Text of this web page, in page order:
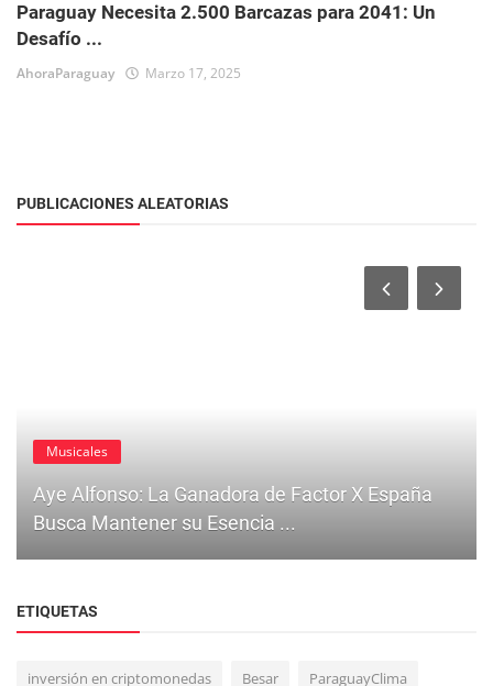
Paraguay Necesita 2.500 Barcazas para 2041: Un
Desafío ...
AhoraParaguay Marzo 17, 2025
PUBLICACIONES ALEATORIAS
Musicales
Aye Alfonso: La Ganadora de Factor X España
Busca Mantener su Esencia ...
ETIQUETAS
inversión en criptomonedas Besar ParaguayClima